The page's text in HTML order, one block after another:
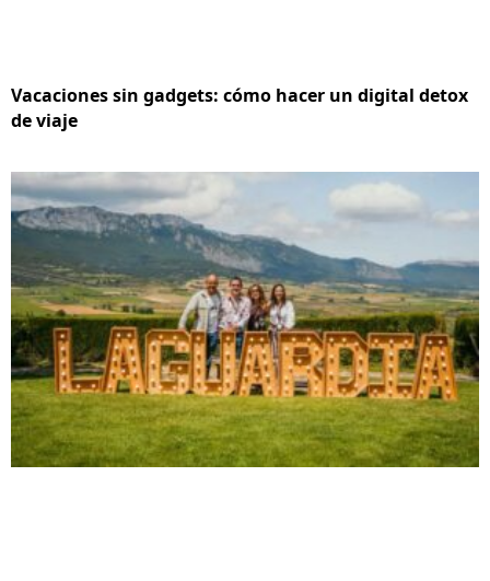
Vacaciones sin gadgets: cómo hacer un digital detox
de viaje